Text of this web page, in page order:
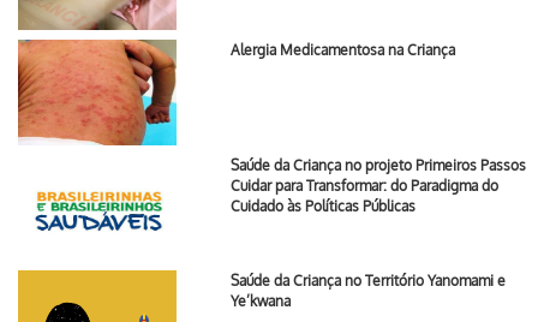
Alergia Medicamentosa na Criança
Saúde da Criança no projeto Primeiros Passos
Cuidar para Transformar: do Paradigma do
Cuidado às Políticas Públicas
Saúde da Criança no Território Yanomami e
Ye’kwana